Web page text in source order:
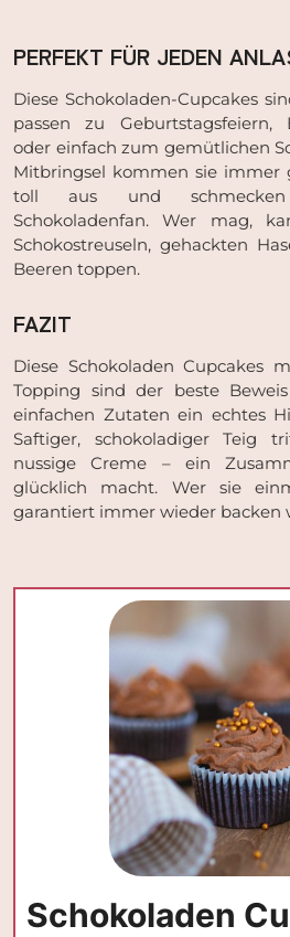
PERFEKT FÜR JEDEN
Diese Schokoladen-Cupcakes
passen zu Geburtstagsfeiern,
oder einfach zum gemütlichen
Mitbringsel kommen sie immer
toll aus und
Schokoladenfan. Wer mag,
Schokostreuseln, gehackten
Beeren toppen.
FAZIT
Diese Schokoladen Cupcakes
Topping sind der beste
einfachen Zutaten ein echtes
Saftiger, schokoladiger Teig
nussige Creme – ein
glücklich macht. Wer sie
garantiert immer wieder backen
Schokoladen